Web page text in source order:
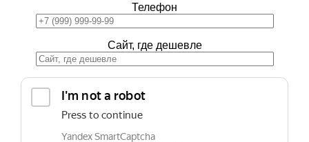
Телефон
Сайт, где дешевле